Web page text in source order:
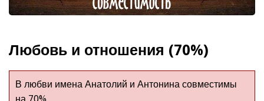
Любовь и отношения (70%)
В любви имена Анатолий и Антонина совместимы